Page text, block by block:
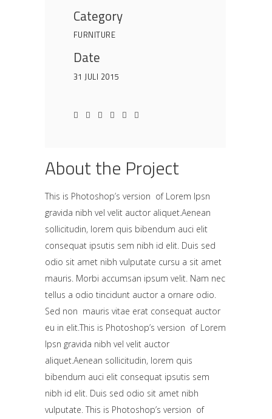
Category
FURNITURE
Date
31 JULI 2015
About the Project
This is Photoshop’s version of Lorem Ipsn
gravida nibh vel velit auctor aliquet.Aenean
sollicitudin, lorem quis bibendum auci elit
consequat ipsutis sem nibh id elit. Duis sed
odio sit amet nibh vulputate cursu a sit amet
mauris. Morbi accumsan ipsum velit. Nam nec
tellus a odio tincidunt auctor a ornare odio.
Sed non mauris vitae erat consequat auctor
eu in elit.This is Photoshop’s version of Lorem
Ipsn gravida nibh vel velit auctor
aliquet.Aenean sollicitudin, lorem quis
bibendum auci elit consequat ipsutis sem
nibh id elit. Duis sed odio sit amet nibh
vulputate. This is Photoshop’s version of